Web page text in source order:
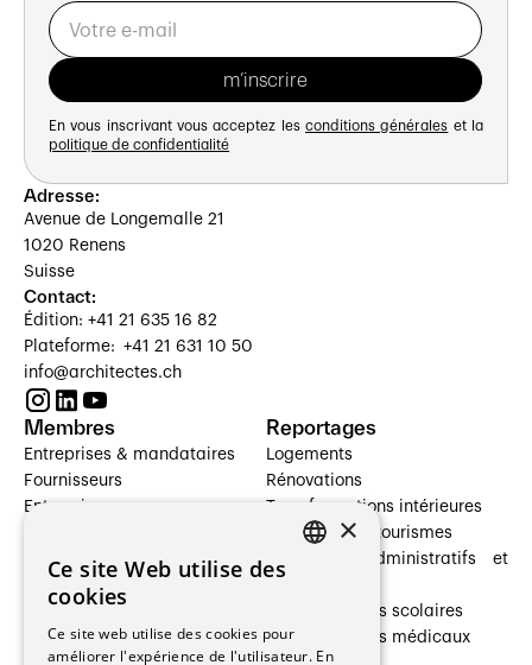
En vous inscrivant vous acceptez les conditions générales et la
politique de confidentialité
Adresse:
Avenue de Longemalle 21
1020 Renens
Suisse
Contact:
Édition: +41 21 635 16 82
Plateforme: +41 21 631 10 50
info@architectes.ch
Membres
Entreprises & mandataires
Fournisseurs
Entreprises
Architectes paysagistes
Architectes d'intérieur
Entreprises générales
Reportages
Logements
Rénovations
Transformations intérieures
Hôtelleries et tourismes
Bâtiments administratifs et
Établissements scolaires
Établissements médicaux
×
Ce site Web utilise des
cookies
Ce site web utilise des cookies pour
améliorer l'expérience de l'utilisateur. En